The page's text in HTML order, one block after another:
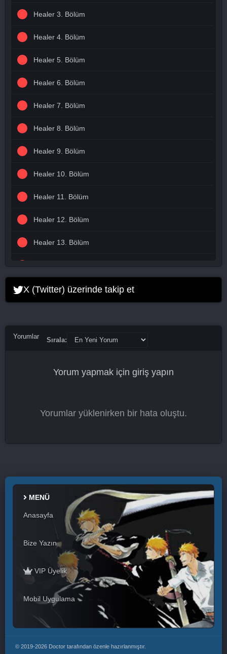
Healer 3. Bölüm
Healer 4. Bölüm
Healer 5. Bölüm
Healer 6. Bölüm
Healer 7. Bölüm
Healer 8. Bölüm
Healer 9. Bölüm
Healer 10. Bölüm
Healer 11. Bölüm
Healer 12. Bölüm
Healer 13. Bölüm
Healer 15. Bölüm
Healer 17. Bölüm
Healer 19. Bölüm
X (Twitter) üzerinde takip et
Yorumlar Sırala:
Yorum yapmak için giriş yapın
Yorumlar yüklenirken bir hata oluştu.
MENÜ
Anasayfa
Bize Yazın
VIP Üyelik
Mobil Uygulama
© 2019-2026 Doctor tarafından özenle hazırlanmıştır.